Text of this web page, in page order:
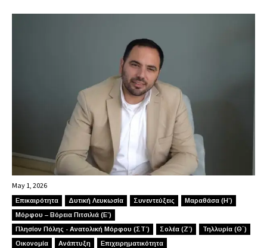
May 1, 2026
Επικαιρότητα Δυτική Λευκωσία Συνεντεύξεις
Μαραθάσα (Η’)
Μόρφου – Βόρεια Πιτσιλιά (Ε’)
Πλησίον Πόλης - Ανατολική Μόρφου (ΣΤ’)
Σολέα (Ζ’)
Τηλλυρία (Θ΄)
Οικονομία
Ανάπτυξη
Επιχειρηματικότητα